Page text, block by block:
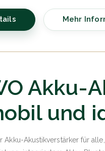
Akku-
und
Akku-Akustikverstärker für
Mehr